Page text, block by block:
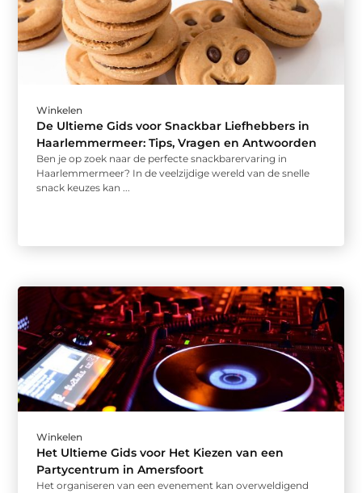
Winkelen
De Ultieme Gids voor Snackbar Liefhebbers in
Haarlemmermeer: Tips, Vragen en Antwoorden
Ben je op zoek naar de perfecte snackbarervaring in
Haarlemmermeer? In de veelzijdige wereld van de snelle
snack keuzes kan ...
Winkelen
Het Ultieme Gids voor Het Kiezen van een
Partycentrum in Amersfoort
Het organiseren van een evenement kan overweldigend